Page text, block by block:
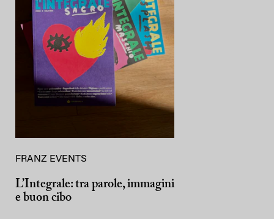
FRANZ EVENTS
L’Integrale: tra parole, immagini
e buon cibo